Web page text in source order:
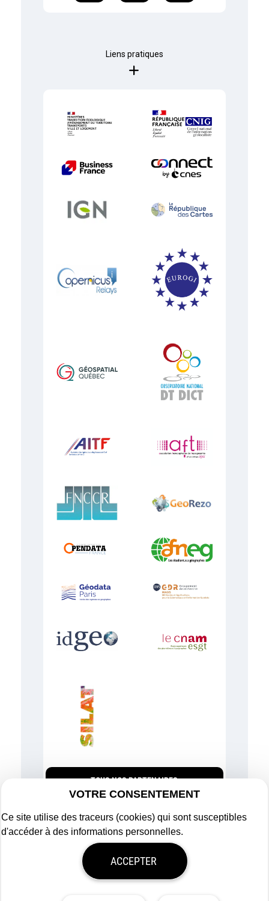
Liens pratiques
TOUS NOS PARTENAIRES
Mentions légales
Politique de confidentialité
VOTRE CONSENTEMENT
Ce site utilise des traceurs (cookies) qui sont susceptibles
d'accéder à des informations personnelles.
ACCEPTER